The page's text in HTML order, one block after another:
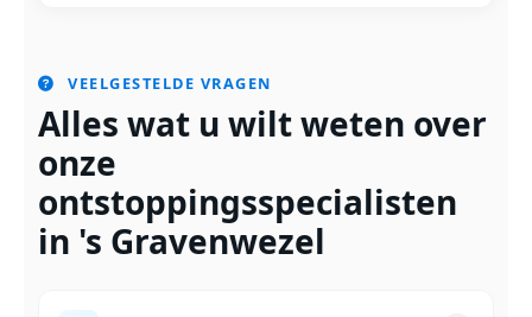
VEELGESTELDE VRAGEN
Alles wat u wilt weten over
onze
ontstoppingsspecialisten
in 's Gravenwezel